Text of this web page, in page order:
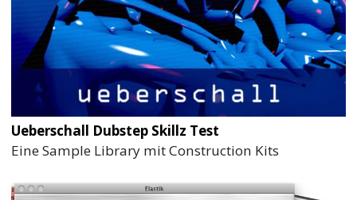
Ueberschall Dubstep Skillz Test
Eine Sample Library mit Construction Kits